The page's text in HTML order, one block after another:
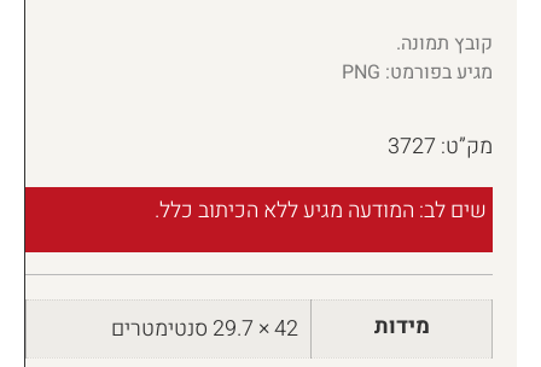
קובץ תמונה.
מגיע בפורמט: PNG
מק”ט: 3727
שים לב: המודעה מגיע ללא הכיתוב כלל.
מידות 42 × 29.7 סנטימטרים